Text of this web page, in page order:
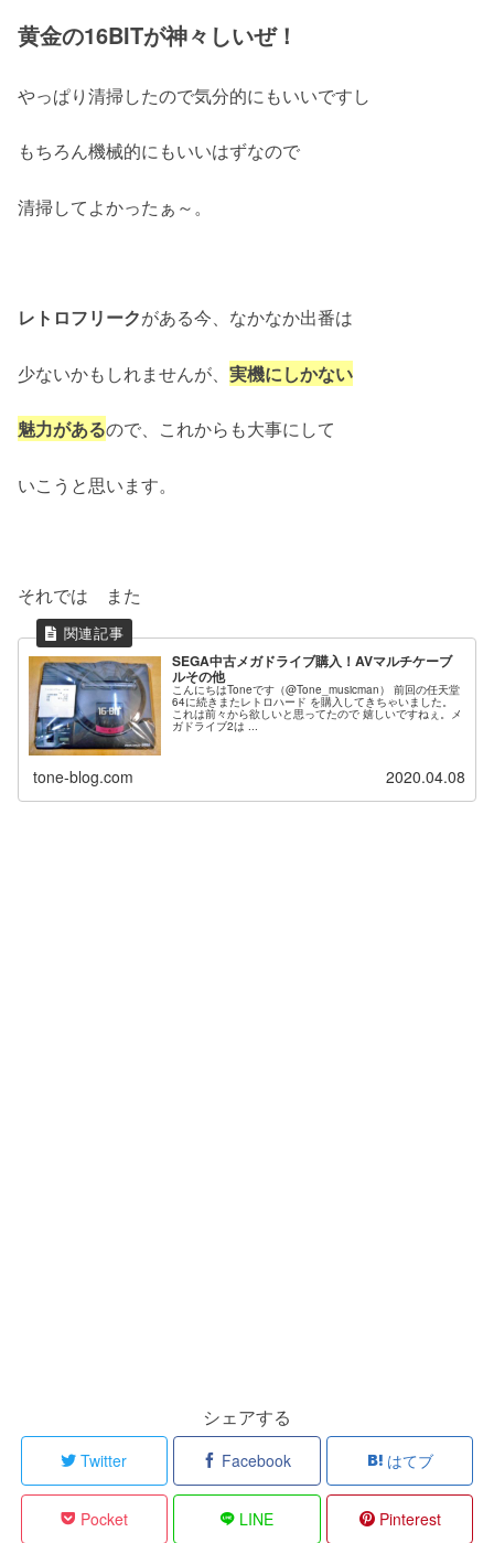
黄金の16BITが神々しいぜ！
やっぱり清掃したので気分的にもいいですし
もちろん機械的にもいいはずなので
清掃してよかったぁ～。
レトロフリークがある今、なかなか出番は
少ないかもしれませんが、 実機にしかない
魅力があるので、これからも大事にして
いこうと思います。
それでは また
SEGA中古メガドライブ購入！AVマルチケーブ
ルその他
こんにちはToneです（@Tone_musicman） 前回の任天堂
64に続きまたレトロハード を購入してきちゃいました。
これは前々から欲しいと思ってたので 嬉しいですねぇ。メ
ガドライブ2は ...
tone-blog.com 2020.04.08
シェアする
Twitter Facebook はてブ
Pocket LINE Pinterest